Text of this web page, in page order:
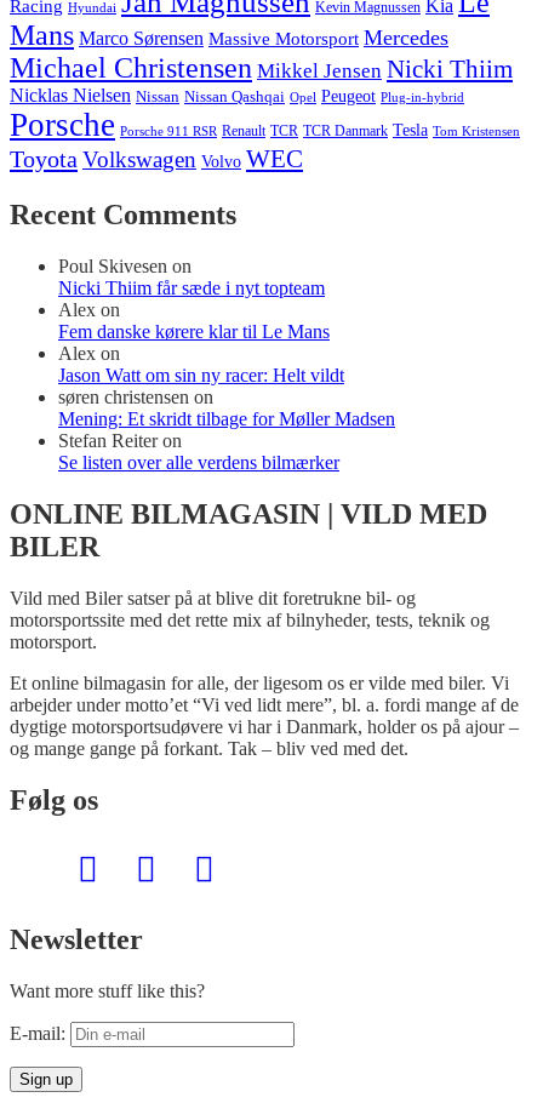
Racing Hyundai Kevin Magnussen Kia
Mans Marco Sørensen Massive Motorsport Mercedes
Michael Christensen Mikkel Jensen Nicki Thiim
Nicklas Nielsen Nissan Nissan Qashqai Opel Peugeot Plug-in-hybrid
Porsche Porsche 911 RSR Renault TCR TCR Danmark Tesla Tom Kristensen
Toyota Volkswagen Volvo WEC
Recent Comments
Poul Skivesen on
Nicki Thiim får sæde i nyt topteam
Alex on
Fem danske kørere klar til Le Mans
Alex on
Jason Watt om sin ny racer: Helt vildt
søren christensen on
Mening: Et skridt tilbage for Møller Madsen
Stefan Reiteron
Se listen over alle verdens bilmærker
ONLINE BILMAGASIN | VILD MED
BILER
Vild med Biler satser på at blive dit foretrukne bil- og
motorsportssite med det rette mix af bilnyheder, tests, teknik og
motorsport.
Et online bilmagasin for alle, der ligesom os er vilde med biler. Vi
arbejder under motto’et “Vi ved lidt mere”, bl. a. fordi mange af de
dygtige motorsportsudøvere vi har i Danmark, holder os på ajour –
og mange gange på forkant. Tak – bliv ved med det.
Følg os
Newsletter
Want more stuff like this?
E-mail: